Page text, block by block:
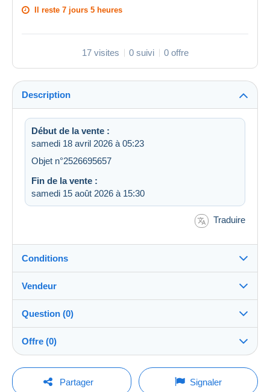
Il reste 7 jours 5 heures
17 visites 0 suivi 0 offre
Description
Début de la vente :
samedi 18 avril 2026 à 05:23
Objet n°2526695657
Fin de la vente :
samedi 15 août 2026 à 15:30
Traduire
Conditions
Destination :
Voir la liste des pays
Remise en main propre :
Oui
Envoi après paiement
Vendeur
kreeftje100%(13354x)
Boutique
Question (0)
Pour poser une question, vous devez ouvrir
Offre (0)
La vente sera prolongée d'une minute si une offre est
posée moins d'une minute avant son échéance.
Partager Signaler